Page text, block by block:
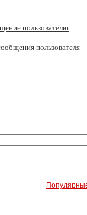
пользователю
пользователя